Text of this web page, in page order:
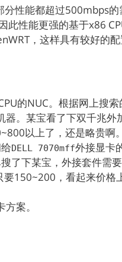
性能都超过500mbps
此性能更强的基于x86
，这样具有较好的配
的NUC。根据网上搜
器。某宝看了下双千兆外
以上了，还是略贵啊
DELL 7070mff外接显卡
了下某宝，外接套件需
150~200，看起来价格
案。